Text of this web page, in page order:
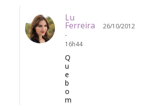
Lu
Ferreira
26/10/2012
-
16h44
Q
u
e
b
o
m